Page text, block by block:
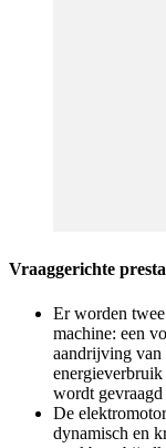
Vraaggerichte
Er worden
machine: een
aandrijving
wordt
De
dynamisch en